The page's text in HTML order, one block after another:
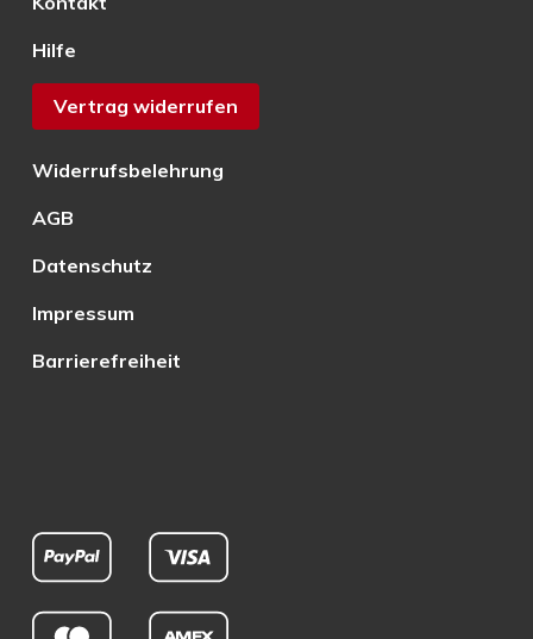
Hilfe
Vertrag widerrufen
Widerrufsbelehrung
AGB
Datenschutz
Impressum
Barrierefreiheit